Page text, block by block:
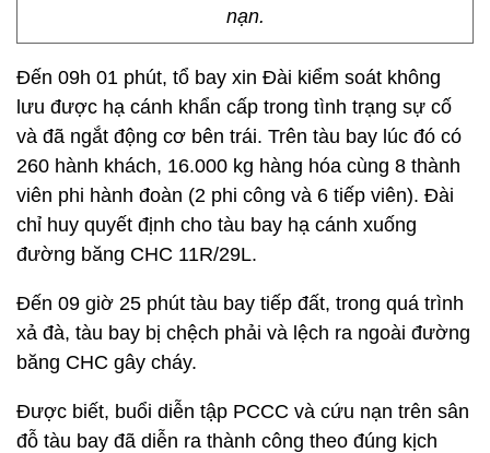
nạn.
Đến 09h 01 phút, tổ bay xin Đài kiểm soát không
lưu được hạ cánh khẩn cấp trong tình trạng sự cố
và đã ngắt động cơ bên trái. Trên tàu bay lúc đó có
260 hành khách, 16.000 kg hàng hóa cùng 8 thành
viên phi hành đoàn (2 phi công và 6 tiếp viên). Đài
chỉ huy quyết định cho tàu bay hạ cánh xuống
đường băng CHC 11R/29L.
Đến 09 giờ 25 phút tàu bay tiếp đất, trong quá trình
xả đà, tàu bay bị chệch phải và lệch ra ngoài đường
băng CHC gây cháy.
Được biết, buổi diễn tập PCCC và cứu nạn trên sân
đỗ tàu bay đã diễn ra thành công theo đúng kịch